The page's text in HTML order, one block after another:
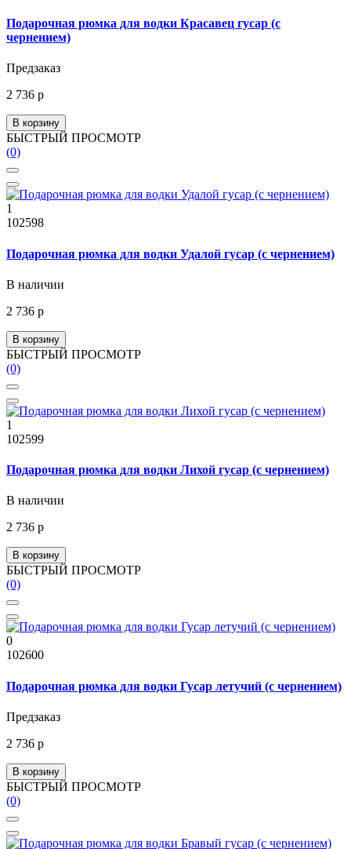
Подарочная рюмка для водки Красавец гусар (с
чернением)
Предзаказ
2 736 р
В корзину
БЫСТРЫЙ ПРОСМОТР
(0)
1
102598
Подарочная рюмка для водки Удалой гусар (с чернением)
В наличии
2 736 р
В корзину
БЫСТРЫЙ ПРОСМОТР
(0)
1
102599
Подарочная рюмка для водки Лихой гусар (с чернением)
В наличии
2 736 р
В корзину
БЫСТРЫЙ ПРОСМОТР
(0)
0
102600
Подарочная рюмка для водки Гусар летучий (с чернением)
Предзаказ
2 736 р
В корзину
БЫСТРЫЙ ПРОСМОТР
(0)